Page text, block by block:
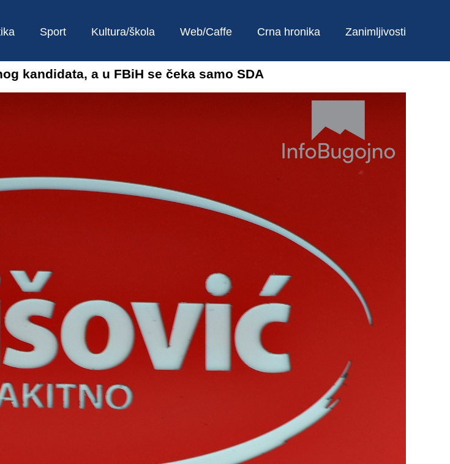
Sport Kultura/škola Web/Caffe Crna hronika Zanimljivosti
kandidata, a u FBiH se čeka samo SDA